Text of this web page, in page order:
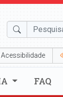
Acessibilidade
FAQ